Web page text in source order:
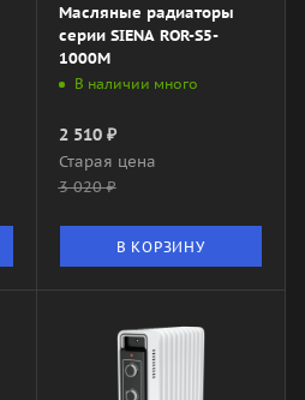
Масляные радиаторы
серии SIENA ROR-S5-
1000M
В наличии много
2 510₽
Старая цена
3 020₽
В КОРЗИНУ